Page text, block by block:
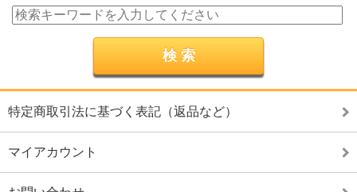
特定商取引法に基づく表記（返品など）
マイアカウント